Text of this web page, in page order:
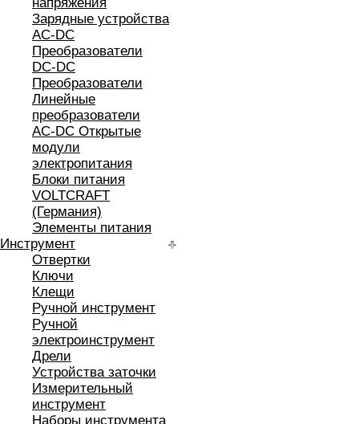
Зарядные устройства
AC-DC
Преобразователи
DC-DC
Преобразователи
Линейные
преобразователи
AC-DC Открытые
модули
электропитания
Блоки питания
VOLTCRAFT
(Германия)
Элементы питания
Инструмент
Отвертки
Ключи
Клещи
Ручной инструмент
Ручной
электроинструмент
Дрели
Устройства заточки
Измерительный
инструмент
Наборы инструмента